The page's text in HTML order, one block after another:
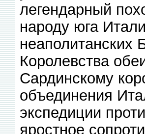
легендарный
народу юга
неаполитанских
Королевства
Сардинскому
объединения
экспедиции
яростное